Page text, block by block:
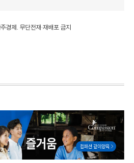
경제. 무단전재·재배포 금지